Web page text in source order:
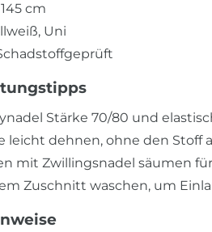
cm
Uni
Stärke 70/80 und
leicht dehnen, ohne den Stoff
mit Zwillingsnadel säumen
Zuschnitt waschen, um